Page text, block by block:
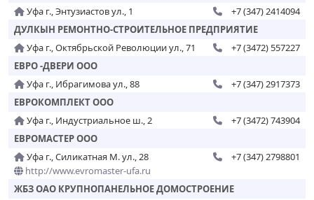
Уфа г., Энтузиастов ул., 1
+7 (347) 2414094
ДУЛКЫН РЕМОНТНО-СТРОИТЕЛЬНОЕ ПРЕДПРИЯТИЕ
Уфа г., Октябрьской Революции ул., 71
+7 (3472) 557227
ЕВРО -ДВЕРИ ООО
Уфа г., Ибрагимова ул., 88
+7 (347) 2917373
ЕВРОКОМПЛЕКТ ООО
Уфа г., Индустриальное ш., 2
+7 (3472) 743904
ЕВРОМАСТЕР ООО
Уфа г., Силикатная М. ул., 28
http://www.evromaster-ufa.ru
+7 (347) 2798801
ЖБЗ ОАО КРУПНОПАНЕЛЬНОЕ ДОМОСТРОЕНИЕ